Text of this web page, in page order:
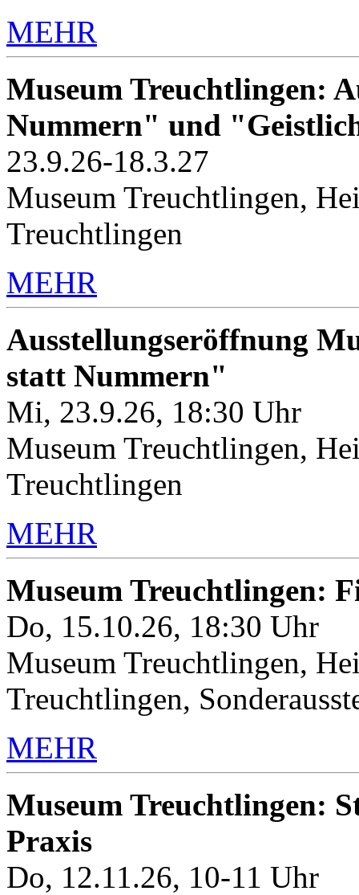
MEHR
Museum Treuchtlingen:
Nummern" und
23.9.26-18.3.27
Museum Treuchtlingen,
Treuchtlingen
MEHR
Ausstellungseröffnung
statt Nummern"
Mi, 23.9.26, 18:30 Uhr
Museum Treuchtlingen,
Treuchtlingen
MEHR
Museum Treuchtlingen:
Do, 15.10.26, 18:30 Uhr
Museum Treuchtlingen,
Treuchtlingen,
MEHR
Museum Treuchtlingen:
Praxis
Do, 12.11.26, 10-11 Uhr